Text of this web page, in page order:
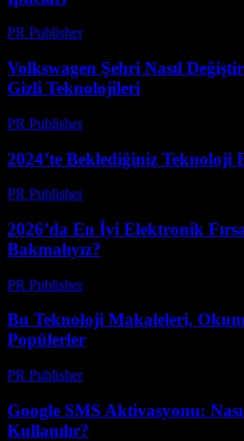
PR Publisher-
Volkswagen Şehri Nasıl
Gizli Teknolojileri
PR Publisher-
2024’te Beklediğiniz Teknoloji
PR Publisher-
2026’da En İyi Elektronik
Bakmalıyız?
PR Publisher-
Bu Teknoloji Makaleleri,
Popülerler
PR Publisher-
Google SMS Aktivasyonu:
Kullanılır?